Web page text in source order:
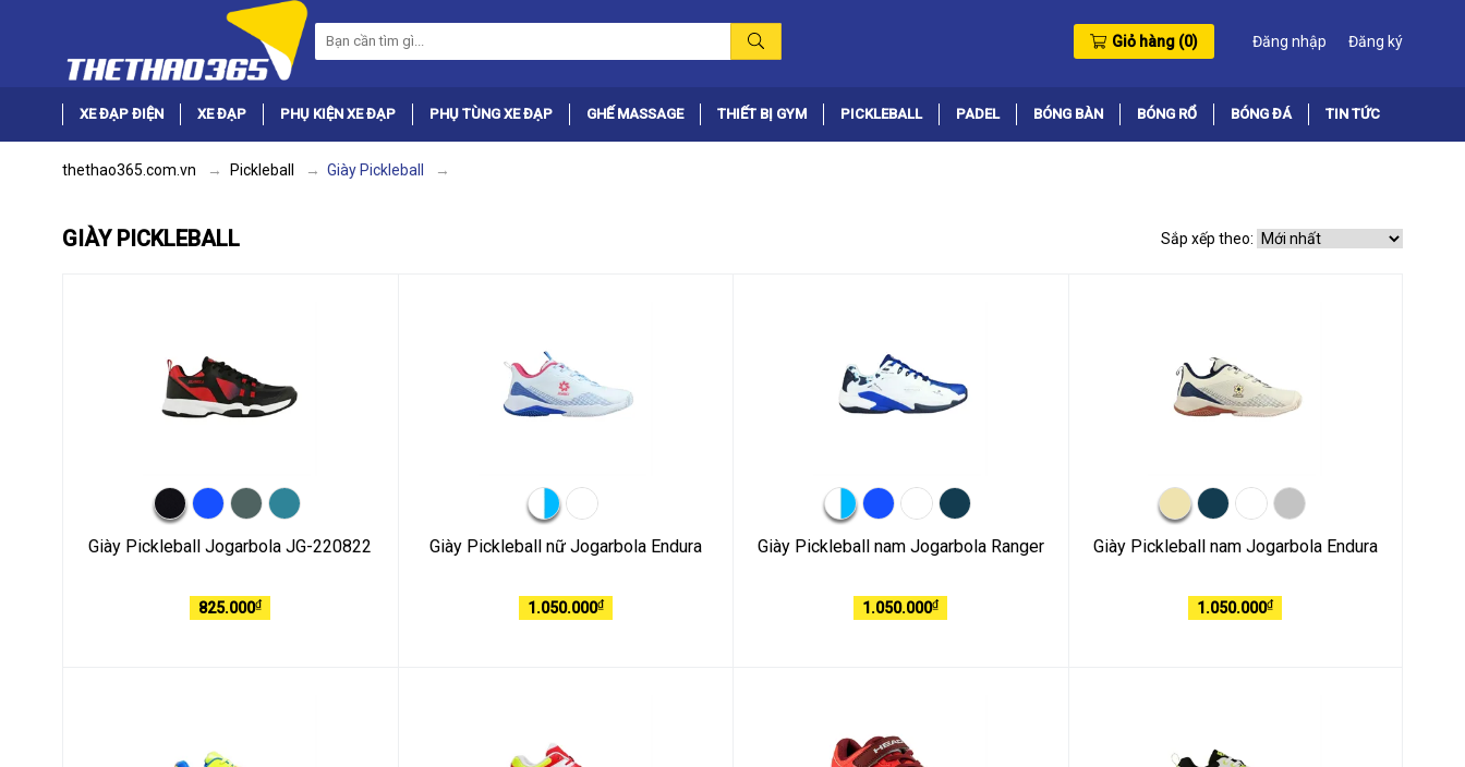
Giỏ hàng (0) Đăng nhập Đăng ký
XE ĐẠP ĐIỆN XE ĐẠP PHỤ KIỆN XE ĐẠP PHỤ TÙNG XE ĐẠP GHẾ MASSAGE THIẾT BỊ GYM PICKLEBALL PADEL BÓNG BÀN BÓNG RỔ BÓNG ĐÁ TIN TỨC
thethao365.com.vn Pickleball Giày Pickleball
GIÀY PICKLEBALL Sắp xếp theo:
Giày Pickleball Jogarbola JG-220822
825.000₫
Giày Pickleball nữ Jogarbola Endura
1.050.000₫
Giày Pickleball nam Jogarbola Ranger
1.050.000₫
Giày Pickleball nam Jogarbola Endura
1.050.000₫